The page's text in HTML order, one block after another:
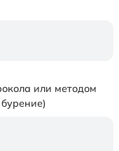
или методом